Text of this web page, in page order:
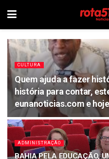
CULTURA
Quem ajuda a fazer
história para contar,
eunanoticias.com e
ADMINISTRAÇÃO
BAHIA PELA EDUCAÇÃO,